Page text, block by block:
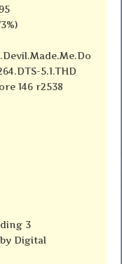
5.1.THD
146 r2538
3
Digital